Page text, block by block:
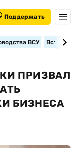
Поддержать
ВСУ
ПРИЗВАЛ
БИЗНЕСА